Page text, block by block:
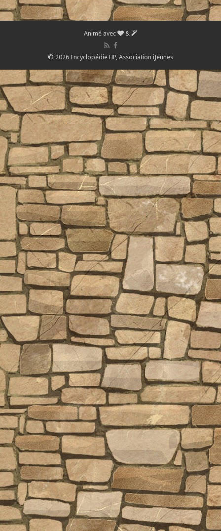
Animé avec &
© 2026 Encyclopédie HP, Association iJeunes